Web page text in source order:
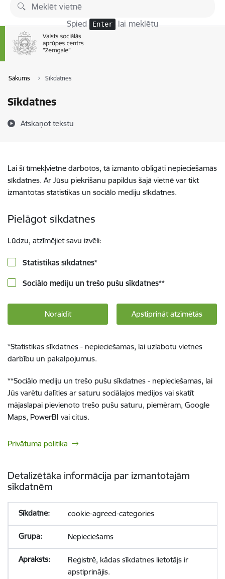
Pāriet uz lapas saturu
Spied Enter lai meklētu
Sākums Sīkdatnes
Sīkdatnes
Atskaņot tekstu
Lai šī tīmekļvietne darbotos, tā izmanto obligāti nepieciešamās
sīkdatnes. Ar Jūsu piekrišanu papildus šajā vietnē var tikt
izmantotas statistikas un sociālo mediju sīkdatnes.
Pielāgot sīkdatnes
Lūdzu, atzīmējiet savu izvēli:
Statistikas sīkdatnes*
Sociālo mediju un trešo pušu sīkdatnes**
Noraidīt Apstiprināt atzīmētās
*Statistikas sīkdatnes - nepieciešamas, lai uzlabotu vietnes
darbību un pakalpojumus.
**Sociālo mediju un trešo pušu sīkdatnes - nepieciešamas, lai
Jūs varētu dalīties ar saturu sociālajos medijos vai skatīt
mājaslapai pievienoto trešo pušu saturu, piemēram, Google
Maps, PowerBI vai citus.
Privātuma politika
Detalizētāka informācija par izmantotajām
sīkdatnēm
cookie-agreed-categories
Nepieciešams
Reģistrē, kādas sīkdatnes lietotājs ir
apstiprinājis.